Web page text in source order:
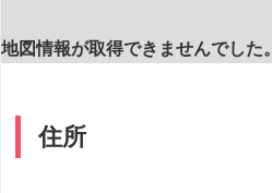
地図情報が取得できませんでした。
住所